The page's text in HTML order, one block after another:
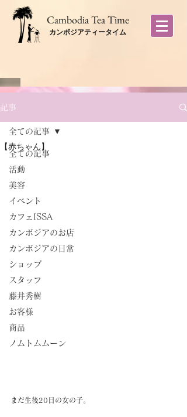
​Cambodia Tea Time
カンボジアティータイム
記事
全ての記事
活動
美容
イベント
カフェISSA
カンボジアのお店
カンボジアの日常
ショップ
スタッフ
藤井秀樹
お客様
商品
ノムトムムーン
全ての記事
【赤ちゃん】
まだ生後20日の女の子。